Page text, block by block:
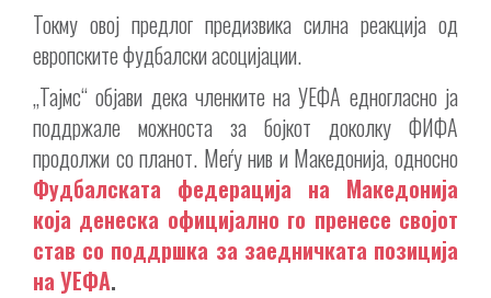
Токму овој предлог предизвика силна реакција од
европските фудбалски асоцијации.
„Тајмс“ објави дека членките на УЕФА едногласно ја
поддржале можноста за бојкот доколку ФИФА
продолжи со планот. Меѓу нив и Македонија, односно
Фудбалската федерација на Македонија
која денеска официјално го пренесе својот
став со поддршка за заедничката позиција
на УЕФА.